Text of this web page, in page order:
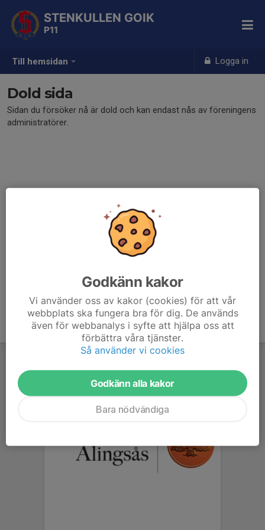
Till hemsidan Logga in
STENKULLEN GOIK
P11
Dold sida
Sidan du försöker nå är dold och kan endast nås av föreningens
administratörer.
Godkänn kakor
Vi använder oss av kakor (cookies) för att vår
webbplats ska fungera bra för dig. De används
även för webbanalys i syfte att hjälpa oss att
förbättra våra tjänster.
Så använder vi cookies
Godkänn alla kakor
Bara nödvändiga